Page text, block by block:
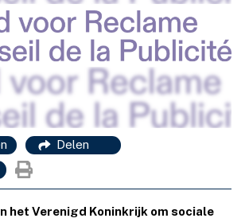
Delen
het Verenigd Koninkrijk om sociale